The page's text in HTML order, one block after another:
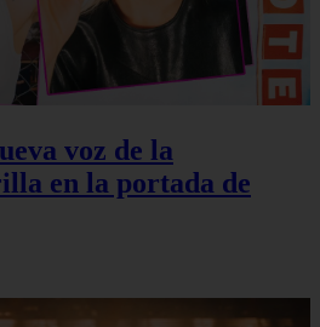
voz de la
en la portada de